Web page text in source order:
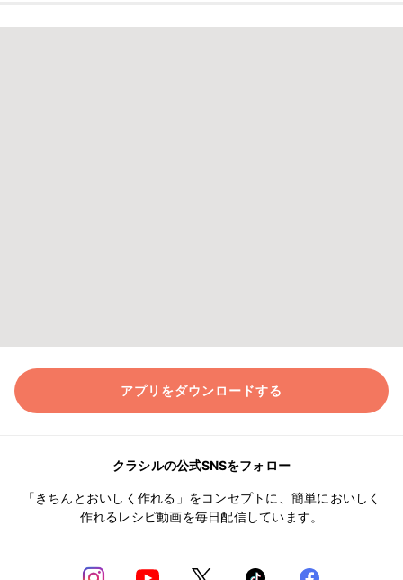
アプリをダウンロードする
クラシルの公式SNSをフォロー
「きちんとおいしく作れる」をコンセプトに、簡単においしく
作れるレシピ動画を毎日配信しています。